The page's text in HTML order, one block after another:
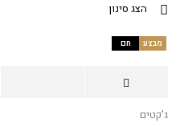
הצג סינון
מבצע חם
ג'קטים